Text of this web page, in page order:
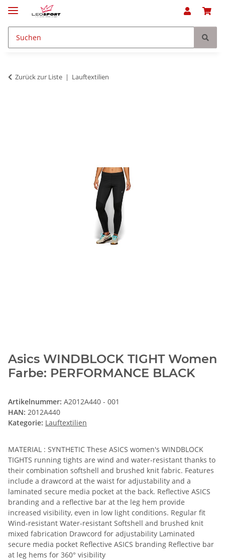
Zurück zur Liste Lauftextilien
Asics WINDBLOCK TIGHT Women
Farbe: PERFORMANCE BLACK
Artikelnummer: A2012A440 - 001
HAN: 2012A440
Kategorie: Lauftextilien
MATERIAL : SYNTHETIC These ASICS women's WINDBLOCK
TIGHTS running tights are wind and water-resistant thanks to
their combination softshell and brushed knit fabric. Features
include a drawcord at the waist for adjustability and a
laminated secure media pocket at the back. Reflective ASICS
branding and a reflective bar at the leg hem provide
increased visibility, even in low light conditions. Regular fit
Wind-resistant Water-resistant Softshell and brushed knit
mixed fabrication Drawcord for adjustability Laminated
secure media pocket Reflective ASICS branding Reflective bar
at leg hems for 360° visibility